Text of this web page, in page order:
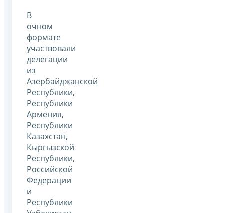
В
очном
формате
участвовали
делегации
из
Азербайджанской
Республики,
Республики
Армения,
Республики
Казахстан,
Кыргызской
Республики,
Российской
Федерации
и
Республики